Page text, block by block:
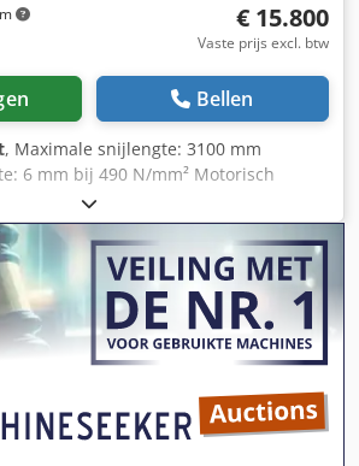
€ 15.800
Vaste prijs excl. btw
Bellen
, Maximale snijlengte: 3100 mm
6 mm bij 490 N/mm² Motorisch
met digitale weergave Handmatig
Crsdow I Tu Nspfx Alxef Snijlengte
van de snijranden Nieuwe
staat